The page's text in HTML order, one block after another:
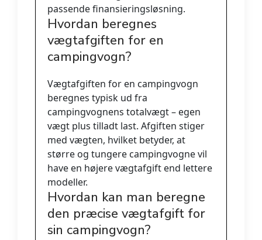
passende finansieringsløsning.
Hvordan beregnes
vægtafgiften for en
campingvogn?
Vægtafgiften for en campingvogn
beregnes typisk ud fra
campingvognens totalvægt – egen
vægt plus tilladt last. Afgiften stiger
med vægten, hvilket betyder, at
større og tungere campingvogne vil
have en højere vægtafgift end lettere
modeller.
Hvordan kan man beregne
den præcise vægtafgift for
sin campingvogn?